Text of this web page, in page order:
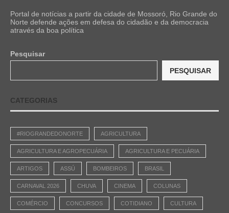
Portal de notícias a partir da cidade de Mossoró, Rio Grande do
Norte defende ações em defesa do cidadão e da democracia
através da boa política
Pesquisar
PESQUISAR
CATEGORIAS
#RIOGRANDEDONORTE AGRICULTURA
AGRICULTURA E AGROPECUÁRIA AGRICULTURA E PECUÁRIA
ARTIGOS ASSÚ BOMBEIROS BRASIL
CARNAVAL 2026 CHUVA CINEMA COLUNAS
COMÉRCIO CONCURSOS COTIDIANO CULTURA